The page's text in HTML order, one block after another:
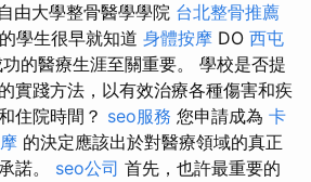
自由大學整骨醫學學院 台北整骨推薦
的學生很早就知道 身體按摩 DO 西屯
的醫療生涯至關重要。 學校是否提
實踐方法，以有效治療各種傷害和疾
住院時間？ seo服務 您申請成為 卡
的決定應該出於對醫療領域的真正
諾。 seo公司 首先，也許最重要的